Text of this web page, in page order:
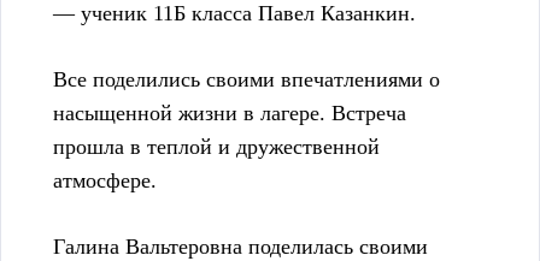
— ученик 11Б класса Павел Казанкин.
Все поделились своими впечатлениями о
насыщенной жизни в лагере. Встреча
прошла в теплой и дружественной
атмосфере.
Галина Вальтеровна поделилась своими